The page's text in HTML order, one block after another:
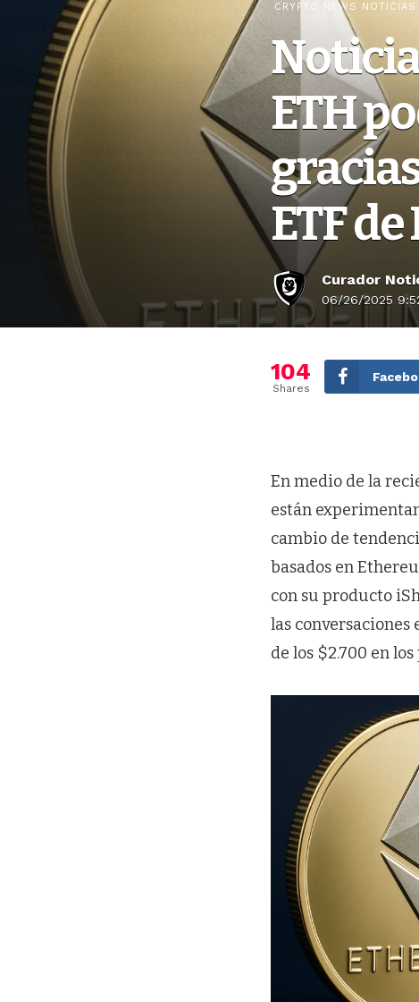
CRYPTO NEWS NOTICIAS
ETH
ETF
Curador
06/26/2025
104
Shares
En medio de la
están
cambio de
basados en
con su producto
las conversaciones
de los $2.700 en